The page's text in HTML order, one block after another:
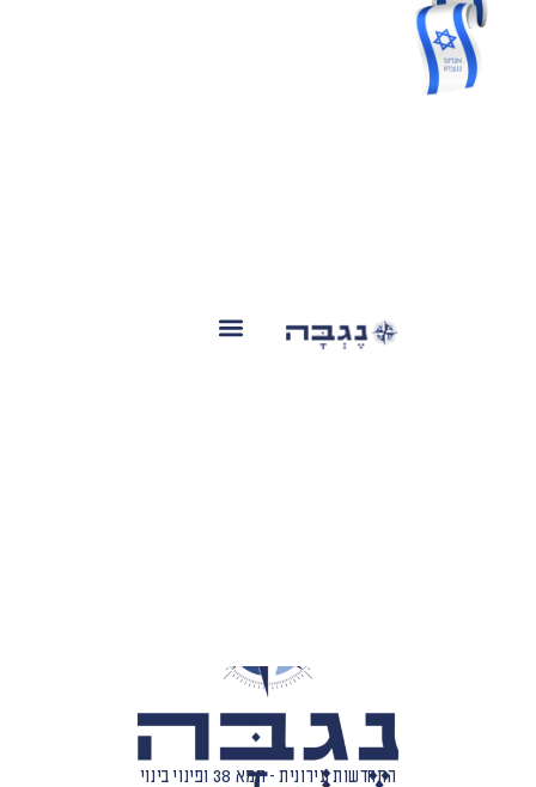
התחדשות עירונית - תמא 38 ופינוי בינוי